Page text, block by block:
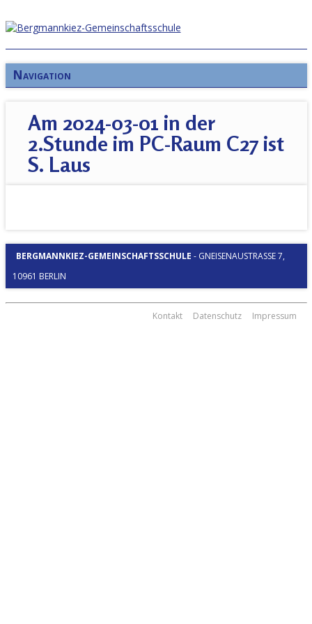
Navigation
Am 2024-03-01 in der
2.Stunde im PC-Raum C27 ist
S. Laus
BERGMANNKIEZ-GEMEINSCHAFTSSCHULE - GNEISENAUSTRASSE 7, 1
0961 BERLIN
Kontakt Datenschutz Impressum